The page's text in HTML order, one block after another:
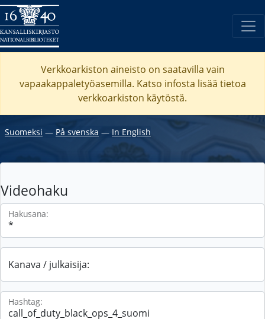
Verkkoarkiston aineisto on saatavilla vain
vapaakappaletyöasemilla. Katso infosta lisää tietoa
verkkoarkiston käytöstä.
Suomeksi ― På svenska ― In English
Videohaku
Hakusana:
Kanava / julkaisija:
Hashtag: